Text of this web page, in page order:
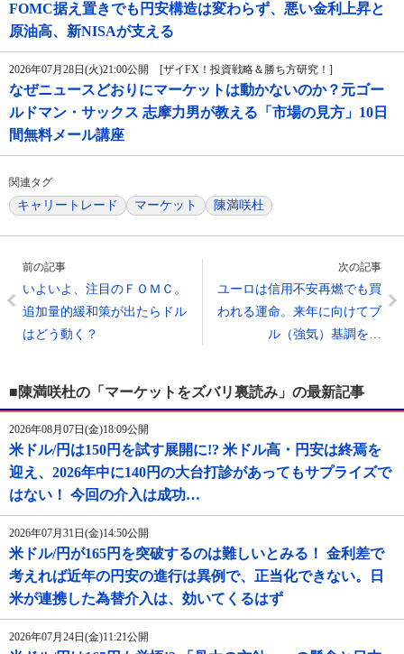
FOMC据え置きでも円安構造は変わらず、悪い金利上昇と
原油高、新NISAが支える
2026年07月28日(火)21:00公開 [ザイFX！投資戦略＆勝ち方研究！]
なぜニュースどおりにマーケットは動かないのか？元ゴー
ルドマン・サックス 志摩力男が教える「市場の見方」10日
間無料メール講座
関連タグ
キャリートレード マーケット 陳満咲杜
前の記事
いよいよ、注目のＦＯＭＣ。
追加量的緩和策が出たらドル
はどう動く？
次の記事
ユーロは信用不安再燃でも買
われる運命。来年に向けてブ
ル（強気）基調を…
■陳満咲杜の「マーケットをズバリ裏読み」の最新記事
2026年08月07日(金)18:09公開
米ドル/円は150円を試す展開に!? 米ドル高・円安は終焉を
迎え、2026年中に140円の大台打診があってもサプライズで
はない！ 今回の介入は成功…
2026年07月31日(金)14:50公開
米ドル/円が165円を突破するのは難しいとみる！ 金利差で
考えれば近年の円安の進行は異例で、正当化できない。日
米が連携した為替介入は、効いてくるはず
2026年07月24日(金)11:21公開